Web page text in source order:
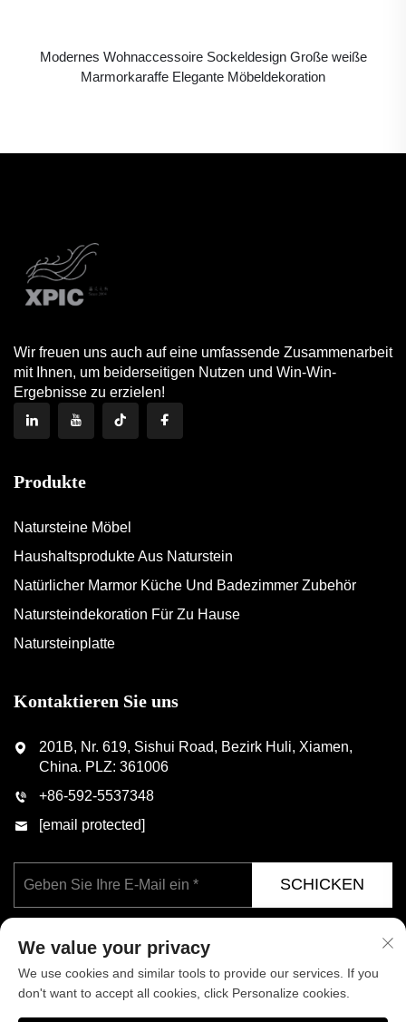
Modernes Wohnaccessoire Sockeldesign Große weiße
Marmorkaraffe Elegante Möbeldekoration
Wir freuen uns auch auf eine umfassende Zusammenarbeit
mit Ihnen, um beiderseitigen Nutzen und Win-Win-
Ergebnisse zu erzielen!
Produkte
Natursteine Möbel
Haushaltsprodukte Aus Naturstein
Natürlicher Marmor Küche Und Badezimmer Zubehör
Natursteindekoration Für Zu Hause
Natursteinplatte
Kontaktieren Sie uns
201B, Nr. 619, Sishui Road, Bezirk Huli, Xiamen,
China. PLZ: 361006
+86-592-5537348
[email protected]
SCHICKEN
We value your privacy
We use cookies and similar tools to provide our services. If you
don't want to accept all cookies, click Personalize cookies.